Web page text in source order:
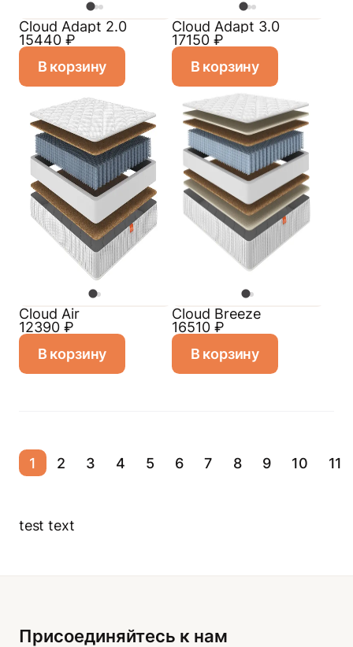
Cloud Adapt 2.0
15440 ₽
В корзину
Cloud Adapt 3.0
17150 ₽
В корзину
Cloud Air
12390 ₽
В корзину
Cloud Breeze
16510 ₽
В корзину
1 2 3 4 5 6 7 8 9 10 11
test text
Присоединяйтесь к нам